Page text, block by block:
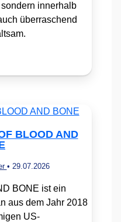
innerhalb
überraschend
BLOOD AND
• 29.07.2026
BONE ist ein
aus dem Jahr 2018
US-